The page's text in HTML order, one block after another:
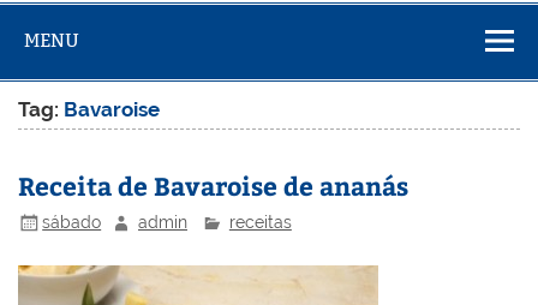
MENU
Tag: Bavaroise
Receita de Bavaroise de ananás
sábado admin receitas